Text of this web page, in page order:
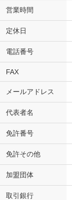
営業時間
定休日
電話番号
FAX
メールアドレス
代表者名
免許番号
免許その他
加盟団体
取引銀行